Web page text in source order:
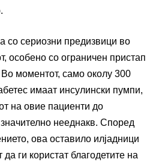
со сериозни предизвици во
особено со ограничен пристап
моментот, само околу 300
имаат инсулински пумпи,
на овие пациенти до
нееднакв. Според
ова оставило илјадници
ги користат благодетите на